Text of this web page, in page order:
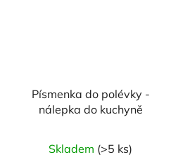
Písmenka do polévky -
nálepka do kuchyně
Skladem (>5 ks)